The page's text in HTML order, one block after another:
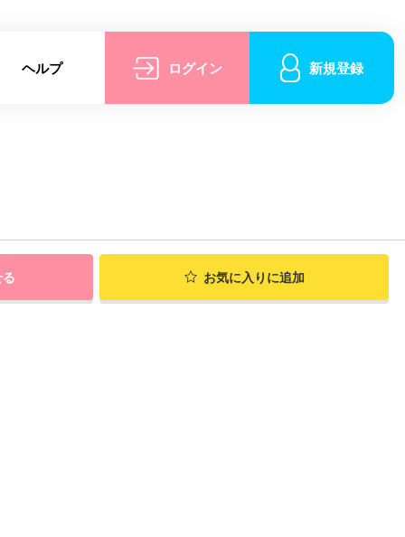
ヘルプ ログイン 新規登録
お気に入りに追加